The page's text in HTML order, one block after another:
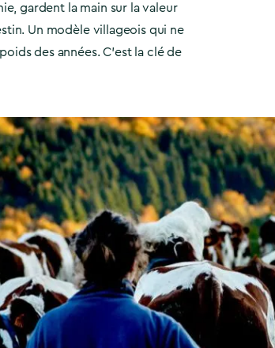
gardent la main sur la valeur
Un modèle villageois qui ne
des années. C’est la clé de